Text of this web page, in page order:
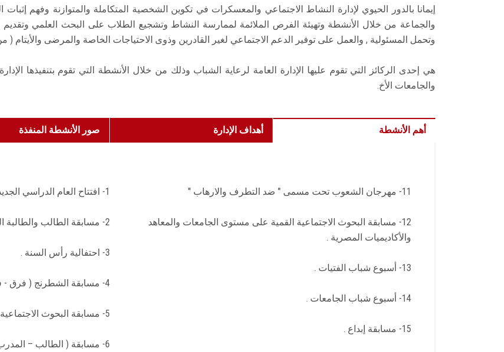
إيمانا بالدور الحيوي لإدارة النشاط الاجتماعي والمعسكرات في تكوين الشخصية المتكاملة والمتوازنة وفهم
والجماعة من خلال الأنشطة وتهيئة الفرص الملائمة لممارسة النشاط وتشجيع الطلاب على البحث العلمي وتقديم
وتحمل المسئولية , والعمل على توفير الدعم الاجتماعي لغير القادرين وذوى الاحتياجات الخاصة والمرضى والأيتام (
هي إحدى الركائز التي تقوم عليها الإدارة العامة لرعاية الشباب وذلك من خلال الأنشطة التي تقوم بتنفيذها
والجامعات الأخ.
أهم الأنشطة أهداف الإدارة صور الأنشطة المنفذة
11- مهرجان الشعوب تحت مسمى " ضد التطرف والارهاب "
12- مسابقة البحوث الاجتماعية القمية على مستوى الجامعات والمعاهد
والأكاديميات المصرية .
13- أسبوع شباب الفتيات .
14- أسبوع شباب الجامعات .
15- مسابقة إبداع .
1- افتتاح العام الدراسي الجديد .
2- مسابقة الطالب والطالبة المثاليين على المستوى الجامعي .
3- احتفالية رأس السنة .
4- مسابقة الشطرنج ( فرق - فردى ) على مستوى كليات الجامعة .
5- مسابقة البحوث الاجتماعية .
6- مسابقة ( الطالب – المدرب ) .